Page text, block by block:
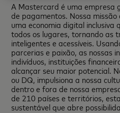
A Mastercard é uma empresa
de pagamentos. Nossa
uma economia digital inclusiva
todos os lugares, tornando as
inteligentes e acessíveis.
parcerias e paixão, as nossas
indivíduos, instituições
alcançar seu maior potencial.
ou DQ, impulsiona a nossa
dentro e fora de nossa
de 210 países e territórios,
sustentável que abre